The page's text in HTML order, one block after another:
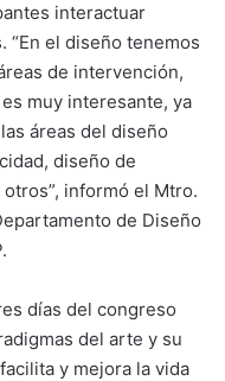
interactuar
“En el diseño tenemos
de intervención,
muy interesante, ya
áreas del diseño
diseño de
informó el Mtro.
de Diseño
días del congreso
del arte y su
y mejora la vida